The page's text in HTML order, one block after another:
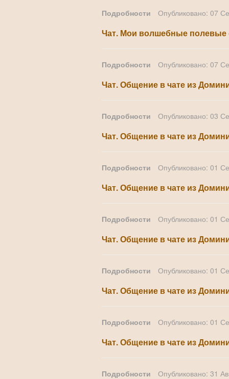
Подробности Опубликовано: 07
Чат. Мои волшебные
Подробности Опубликовано: 07
Чат. Общение в чате из
Подробности Опубликовано: 03
Чат. Общение в чате из
Подробности Опубликовано: 01
Чат. Общение в чате из
Подробности Опубликовано: 01
Чат. Общение в чате из
Подробности Опубликовано: 01
Чат. Общение в чате из
Подробности Опубликовано: 01
Чат. Общение в чате из
Подробности Опубликовано: 31